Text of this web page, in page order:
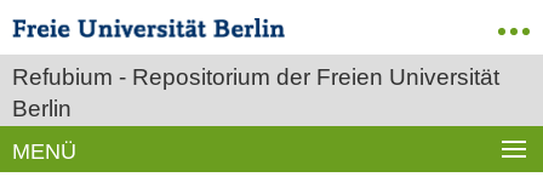
Refubium - Repositorium der Freien Universität
Berlin
MENÜ